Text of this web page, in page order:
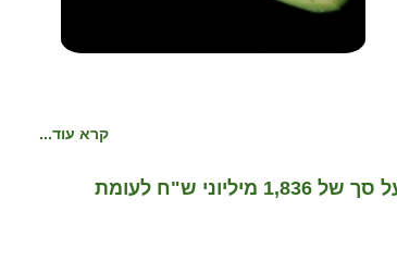
קרא עוד...
תקציב פעילות משרד החקלאות לשנת 2019 יעמוד על סך של 1,836 מיליוני ש"ח לעומת